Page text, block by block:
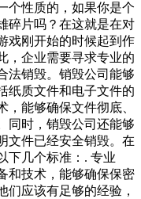
个性质的，如果你是个
碎片吗？在这就是在对
戏刚开始的时候起到作
，企业需要寻求专业的
法销毁。销毁公司能够
纸质文件和电子文件的
能够确保文件彻底、
同时，销毁公司还能够
文件已经安全销毁。在
下几个标准：. 专业
和技术，能够确保保密
们应该有足够的经验，